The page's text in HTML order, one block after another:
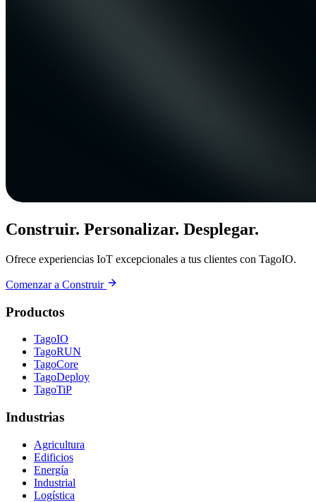
Construir. Personalizar. Desplegar.
Ofrece experiencias IoT excepcionales a tus clientes con TagoIO.
Comenzar a Construir
Productos
TagoIO
TagoRUN
TagoCore
TagoDeploy
TagoTiP
Industrias
Agricultura
Edificios
Energía
Industrial
Logística